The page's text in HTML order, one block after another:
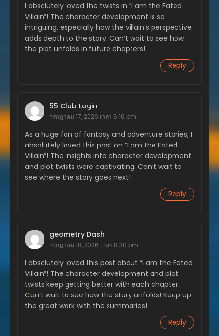
เมษายน 11, 2025
ตอนที่ 206
เมษายน 4, 2025
ตอนที่ 205
ตอนที่ 204
มีนาคม 27, 2025
ตอนที่ 203
ตอนที่ 202
มีนาคม 8, 2025
ตอนที่ 201
กุมภาพันธ์ 20, 2025
ตอนที่ 199
กุมภาพันธ์ 12, 2025
ตอนที่ 198
กุมภาพันธ์ 6, 2025
ตอนที่ 197
กุมภาพันธ์ 1, 2025
I absolutely loved the twists in “I am the Fated
Villain”! The character development is so
intriguing, especially how the villain’s perspective
adds depth to the story. Can’t wait to see how
the plot unfolds in future chapters!
Reply
55 Club Login
กรกฎาคม 17, 2026 เวลา 6:16 pm
As a huge fan of fantasy and adventure stories, I
absolutely loved this post on “I am the Fated
Villain”! The insights into character development
and plot twists were captivating. Can’t wait to
see where the story goes next!
Reply
geometry Dash
กรกฎาคม 18, 2026 เวลา 8:30 pm
I absolutely loved this post about “I am the Fated
Villain”! The character development and plot
twists keep getting better with each chapter.
Can’t wait to see how the story unfolds! Keep up
the great work with the summaries!
Reply